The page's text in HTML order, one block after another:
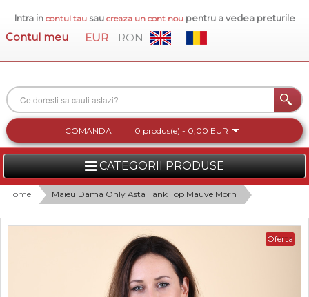
Intra in contul tausau creaza un cont nou pentru a vedea preturile
Contul meu EUR RON
COMANDA 0 produs(e) - 0,00 EUR
CATEGORII PRODUSE
FEMEI
BARBATI
Home Maieu Dama Only Asta Tank Top Mauve Morn
Oferta